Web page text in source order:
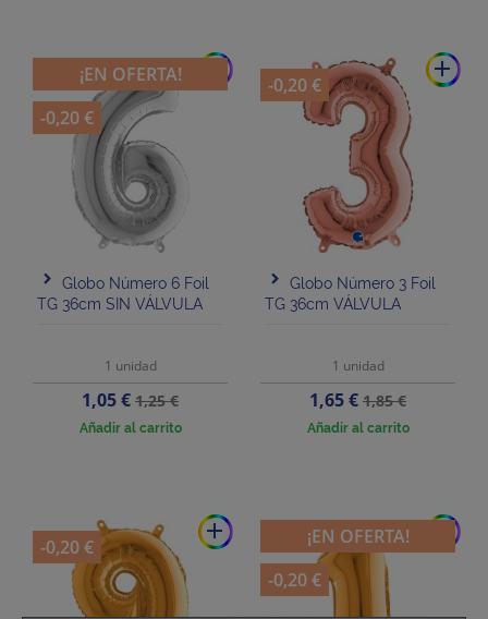
add
Globo Número 6 Foil
TG 36cm SIN VÁLVULA
1 unidad
Precio
1,05 €Precio
base
1,25 €
Añadir al carrito
¡EN OFERTA!
-0,20 €
add
Globo Número 3 Foil
TG 36cm VÁLVULA
1 unidad
Precio
1,65 €Precio
base
1,85 €
Añadir al carrito
-0,20 €
add
-0,20 €
add
¡EN OFERTA!
-0,20 €